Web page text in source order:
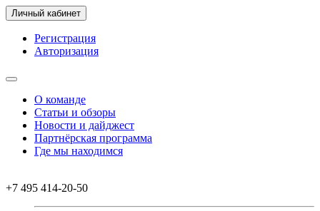
Личный кабинет
Регистрация
Авторизация
О команде
Статьи и обзоры
Новости и дайджест
Партнёрская программа
Где мы находимся
+7 495 414-20-50